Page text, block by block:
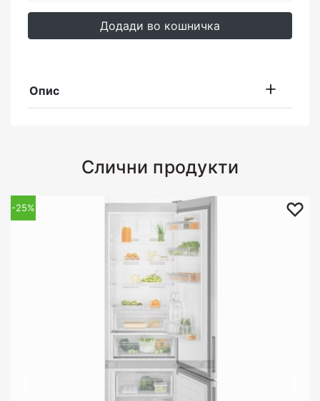
Додади во кошничка
Опис
Слични продукти
-25%
-25%